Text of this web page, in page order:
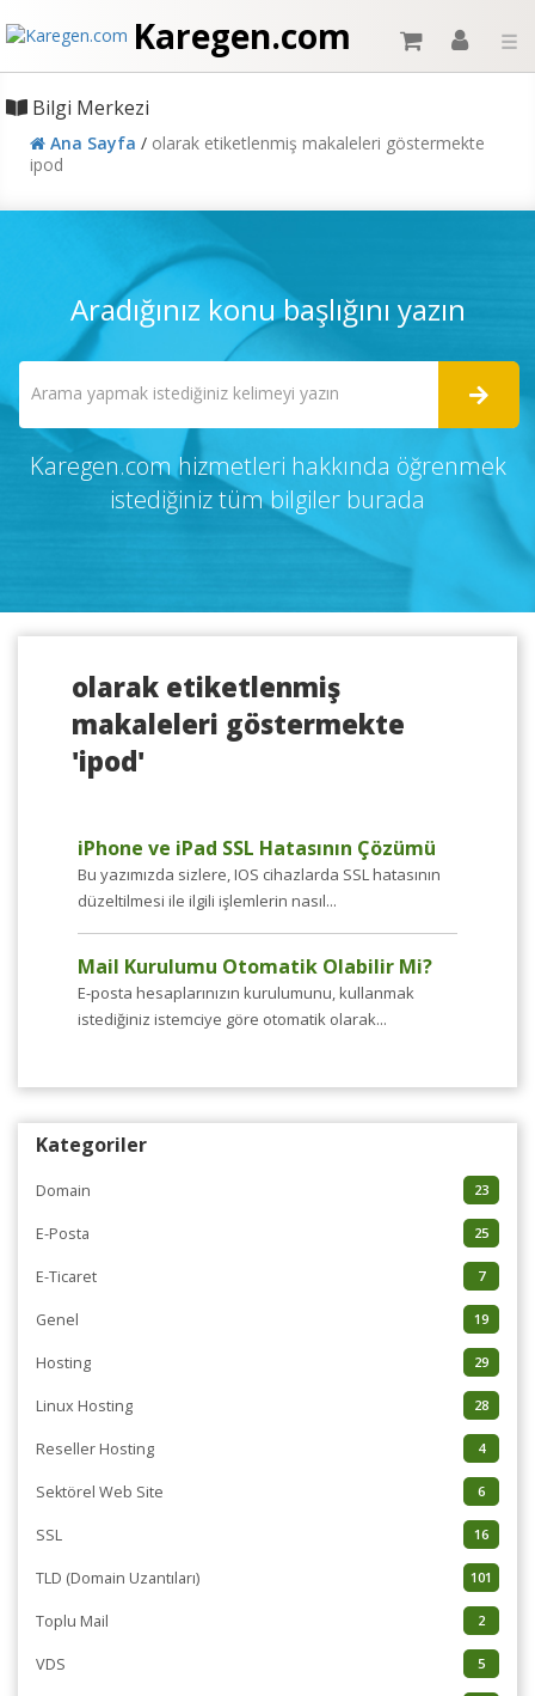
Karegen.com ☰
Bilgi Merkezi
Ana Sayfa / olarak etiketlenmiş makaleleri göstermekte
ipod
Aradığınız konu başlığını yazın
Karegen.com hizmetleri hakkında öğrenmek
istediğiniz tüm bilgiler burada
olarak etiketlenmiş
makaleleri göstermekte
'ipod'
iPhone ve iPad SSL Hatasının Çözümü
Bu yazımızda sizlere, IOS cihazlarda SSL hatasının
düzeltilmesi ile ilgili işlemlerin nasıl...
Mail Kurulumu Otomatik Olabilir Mi?
E-posta hesaplarınızın kurulumunu, kullanmak
istediğiniz istemciye göre otomatik olarak...
Kategoriler
23
Domain
25
E-Posta
7
E-Ticaret
19
Genel
29
Hosting
28
Linux Hosting
4
Reseller Hosting
6
Sektörel Web Site
16
SSL
101
TLD (Domain Uzantıları)
2
Toplu Mail
5
VDS